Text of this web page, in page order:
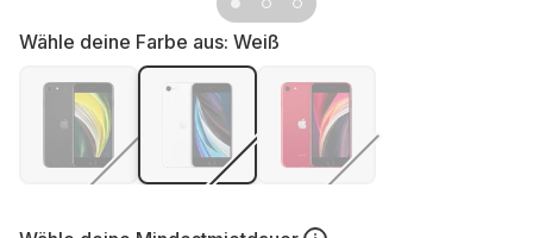
Wähle deine Farbe aus: Weiß